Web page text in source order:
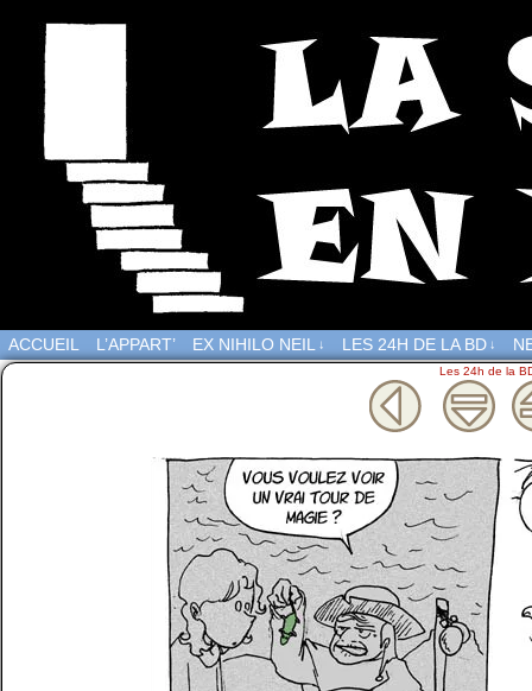
ACCUEIL L’APPART’ EX NIHILO NEIL ↓ LES 24H DE LA BD ↓
Les 24h de la